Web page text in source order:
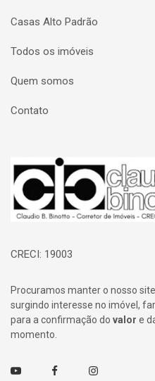
Casas Alto Padrão
Todos os imóveis
Quem somos
Contato
Página inicial
CRECI: 19003
Procuramos manter o nosso
surgindo interesse no imóvel,
para a confirmação do valor e
momento.
Youtube FacebookInstagram